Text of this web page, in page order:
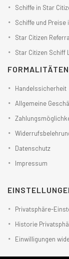
Schiffe in Star
Schiffe und Preise
Star Citizen
Star Citizen Schiff
FORMALITÄTEN
Handelssicherheit
Allgemeine
Datenschutz
Impressum
Privatsphäre-
Historie
Einwilligungen